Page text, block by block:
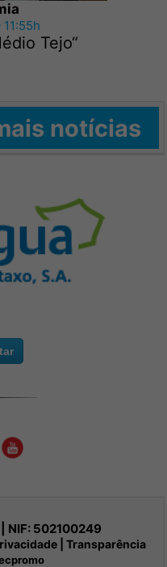
Tejo“
notícias
NIF: 502100249
| Transparência